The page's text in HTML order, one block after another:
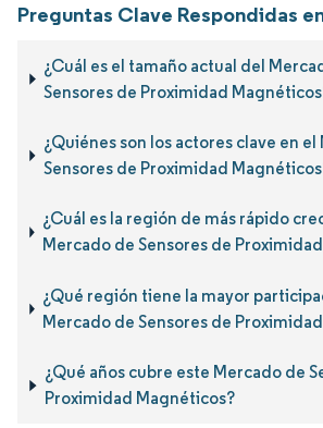
Preguntas Clave Respondidas
¿Cuál es el tamaño actual del
Sensores de Proximidad
¿Quiénes son los actores clave en
Sensores de Proximidad
¿Cuál es la región de más rápido
Mercado de Sensores de
¿Qué región tiene la mayor
Mercado de Sensores de
¿Qué años cubre este Mercado de
Proximidad Magnéticos?